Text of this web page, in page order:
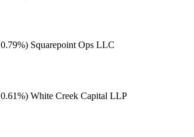
0.79%) Squarepoint Ops LLC
0.61%) White Creek Capital LLP